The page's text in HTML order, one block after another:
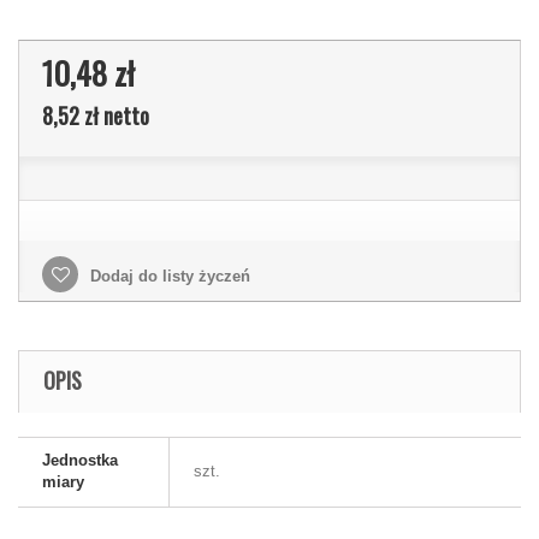
10,48 zł
8,52 złnetto
Dodaj do listy życzeń
OPIS
Jednostka
miary
szt.